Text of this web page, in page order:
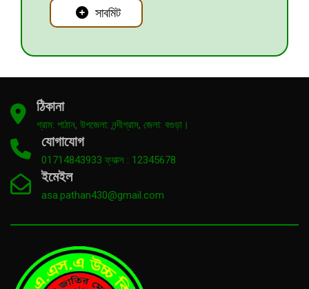
সাবমিট
ঠিকানা
গ্রাম: পাঠান, উপজেলা: নন্দীগ্রাম, জেলা: বগুড়া।
যোগাযোগ
01714843933 ফ্যাক্স : 12345678
ইমেইল
asa.pathan430@gmail.com